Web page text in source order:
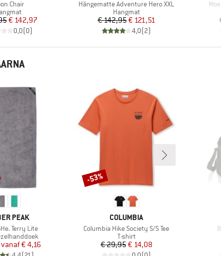
Chair
Prijs
Verlaagde prijs
€ 142,97
0,0(0)
Artikel
Hängematte Adventure Hero XXL
Productgroep
Hangmat
Prijs
€ 142,95Verlaagde prijs
€ 121,51
4,0(2)
PEAK
Terry Lite
Prijs
Verlaagde prijs
vanaf€ 4,16
MERK
COLUMBIA
Artikel
Columbia Hike Society S/S Tee
Productgroep
T-shirt
Prijs
€ 29,95Verlaagde prijs
€ 14,08
Korting
-53%